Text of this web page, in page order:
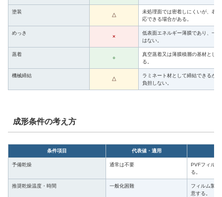
塗装
△
未処理面では密着しにくいが、表
応できる場合がある。
めっき
×
低表面エネルギー薄膜であり、一
はない。
蒸着
○
真空蒸着又は薄膜積層の基材とし
る。
機械締結
△
ラミネート材として締結できるが
負担しない。
成形条件の考え方
条件項目 代表値・適用
予備乾燥 通常は不要
PVFフィルム
る。
推奨乾燥温度・時間 一般化困難
フィルム製
意する。